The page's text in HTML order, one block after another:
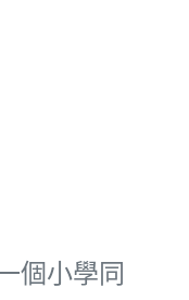
個小學同